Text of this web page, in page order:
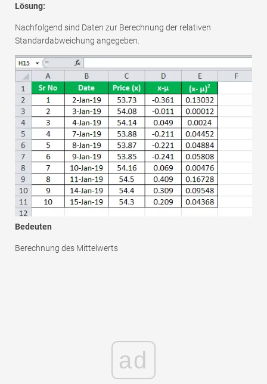
Lösung:
Nachfolgend sind Daten zur Berechnung der relativen
Standardabweichung angegeben.
Bedeuten
Berechnung des Mittelwerts
ad